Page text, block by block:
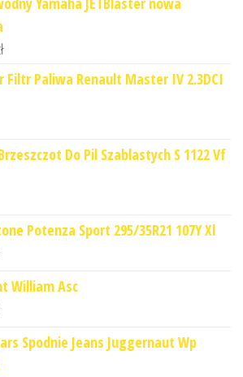
Filtr Paliwa Renault Master IV 2.3DCI
Do Pil Szablastych S 1122 Vf
Potenza Sport 295/35R21 107Y Xl
William Asc
Spodnie Jeans Juggernaut Wp